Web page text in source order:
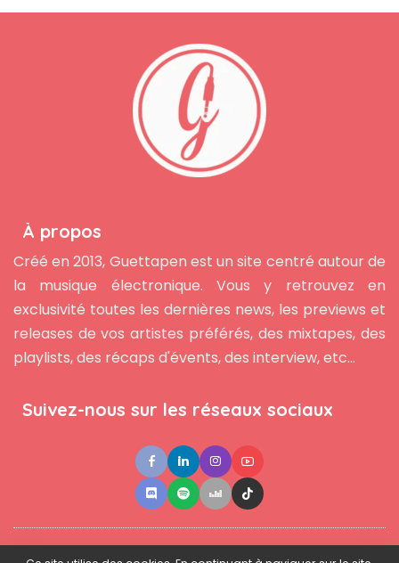
À propos
Créé en 2013, Guettapen est un site centré autour de
la musique électronique. Vous y retrouvez en
exclusivité toutes les dernières news, les previews et
releases de vos artistes préférés, des mixtapes, des
playlists, des récaps d'évents, des interview, etc...
Suivez-nous sur les réseaux sociaux
Contact ●Newsletter ● L'équipe ● Mentions légales